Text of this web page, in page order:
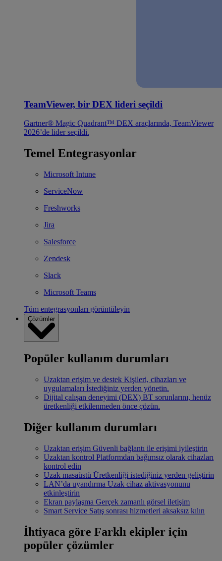
TeamViewer, bir DEX lideri seçildi
Gartner® Magic Quadrant™ DEX araçlarında, TeamViewer
2026’de lider seçildi.
Temel Entegrasyonlar
Microsoft Intune
ServiceNow
Freshworks
Jira
Salesforce
Zendesk
Slack
Microsoft Teams
Tüm entegrasyonları görüntüleyin
Çözümler
Popüler kullanım durumları
Uzaktan erişim ve destek Kişileri, cihazları ve
uygulamaları İstediğiniz yerden yönetin.
Dijital çalışan deneyimi (DEX) BT sorunlarını, henüz
üretkenliği etkilenmeden önce çözün.
Diğer kullanım durumları
Uzaktan erişim Güvenli bağlantı ile erişimi iyileştirin
Uzaktan kontrol Platformdan bağımsız olarak cihazları
kontrol edin
Uzak masaüstü Üretkenliği istediğiniz yerden geliştirin
LAN’da uyandırma Uzak cihaz aktivasyonunu
etkinleştirin
Ekran paylaşma Gerçek zamanlı görsel iletişim
Smart Service Satış sonrası hizmetleri aksaksız kılın
İhtiyaca göre Farklı ekipler için
popüler çözümler